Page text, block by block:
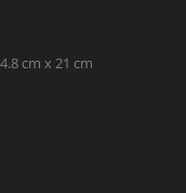
cm x 21 cm